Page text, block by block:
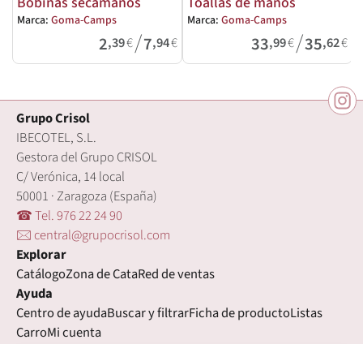
Marca: Goma-Camps
2,39€/7,94€
Marca: Goma-Camps
33,99€/35,62€
Grupo Crisol
IBECOTEL, S.L.
Gestora del Grupo CRISOL
C/ Verónica, 14 local
50001 · Zaragoza (España)
☎ Tel. 976 22 24 90
🖂 central@grupocrisol.com
Explorar
CatálogoZona de CataRed de ventas
Ayuda
Centro de ayudaBuscar y filtrarFicha de productoListas
CarroMi cuenta